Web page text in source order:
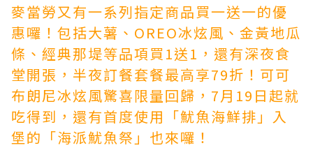
麥當勞又有一系列指定商品買一送一的優
惠囉！包括大薯、OREO冰炫風、金黃地瓜
條、經典那堤等品項買1送1，還有深夜食
堂開張，半夜訂餐套餐最高享79折！可可
布朗尼冰炫風驚喜限量回歸，7月19日起就
吃得到，還有首度使用「魷魚海鮮排」入
堡的「海派魷魚祭」也來囉！